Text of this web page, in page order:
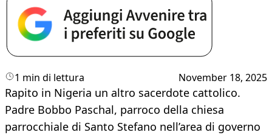
1 min di lettura November 18, 2025
Rapito in Nigeria un altro sacerdote cattolico.
Padre Bobbo Paschal, parroco della chiesa
parrocchiale di Santo Stefano nell’area di governo